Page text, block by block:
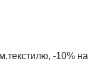
-10% на